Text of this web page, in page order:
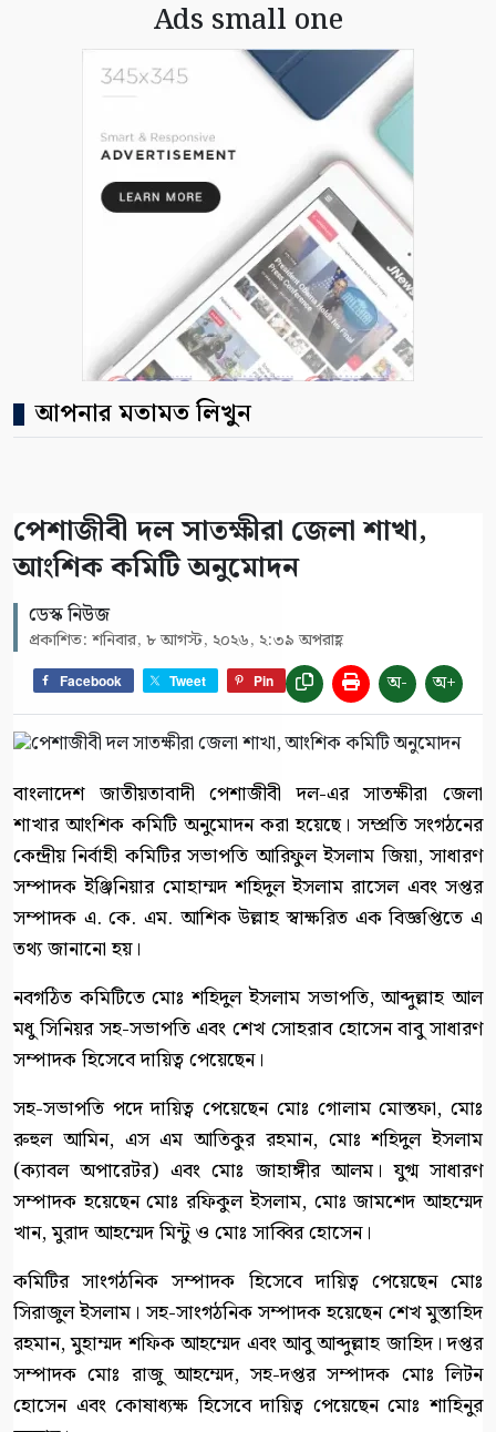
Ads small one
আপনার মতামত লিখুন
পেশাজীবী দল সাতক্ষীরা জেলা শাখা,
আংশিক কমিটি অনুমোদন
ডেস্ক নিউজ
প্রকাশিত: শনিবার, ৮ আগস্ট, ২০২৬, ২:৩৯ অপরাহ্ণ
Facebook Tweet Pin অ- অ+
বাংলাদেশ জাতীয়তাবাদী পেশাজীবী দল-এর সাতক্ষীরা জেলা
শাখার আংশিক কমিটি অনুমোদন করা হয়েছে। সম্প্রতি সংগঠনের
কেন্দ্রীয় নির্বাহী কমিটির সভাপতি আরিফুল ইসলাম জিয়া, সাধারণ
সম্পাদক ইঞ্জিনিয়ার মোহাম্মদ শহিদুল ইসলাম রাসেল এবং সপ্তর
সম্পাদক এ. কে. এম. আশিক উল্লাহ স্বাক্ষরিত এক বিজ্ঞপ্তিতে এ
তথ্য জানানো হয়।
নবগঠিত কমিটিতে মোঃ শহিদুল ইসলাম সভাপতি, আব্দুল্লাহ আল
মধু সিনিয়র সহ-সভাপতি এবং শেখ সোহরাব হোসেন বাবু সাধারণ
সম্পাদক হিসেবে দায়িত্ব পেয়েছেন।
সহ-সভাপতি পদে দায়িত্ব পেয়েছেন মোঃ গোলাম মোস্তফা, মোঃ
রুহুল আমিন, এস এম আতিকুর রহমান, মোঃ শহিদুল ইসলাম
(ক্যাবল অপারেটর) এবং মোঃ জাহাঙ্গীর আলম। যুগ্ম সাধারণ
সম্পাদক হয়েছেন মোঃ রফিকুল ইসলাম, মোঃ জামশেদ আহম্মেদ
খান, মুরাদ আহম্মেদ মিন্টু ও মোঃ সাব্বির হোসেন।
কমিটির সাংগঠনিক সম্পাদক হিসেবে দায়িত্ব পেয়েছেন মোঃ
সিরাজুল ইসলাম। সহ-সাংগঠনিক সম্পাদক হয়েছেন শেখ মুস্তাহিদ
রহমান, মুহাম্মদ শফিক আহম্মেদ এবং আবু আব্দুল্লাহ জাহিদ। দপ্তর
সম্পাদক মোঃ রাজু আহম্মেদ, সহ-দপ্তর সম্পাদক মোঃ লিটন
হোসেন এবং কোষাধ্যক্ষ হিসেবে দায়িত্ব পেয়েছেন মোঃ শাহিনুর